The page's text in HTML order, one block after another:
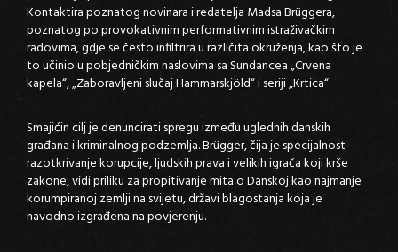
Kontaktira poznatog novinara i redatelja Madsa Brüggera,
poznatog po provokativnim performativnim istraživačkim
radovima, gdje se često infiltrira u različita okruženja, kao što je
to učinio u pobjedničkim naslovima sa Sundancea „Crvena
kapela“, „Zaboravljeni slučaj Hammarskjöld“ i seriji „Krtica“.
Smajićin cilj je denuncirati spregu između uglednih danskih
građana i kriminalnog podzemlja. Brügger, čija je specijalnost
razotkrivanje korupcije, ljudskih prava i velikih igrača koji krše
zakone, vidi priliku za propitivanje mita o Danskoj kao najmanje
korumpiranoj zemlji na svijetu, državi blagostanja koja je
navodno izgrađena na povjerenju.